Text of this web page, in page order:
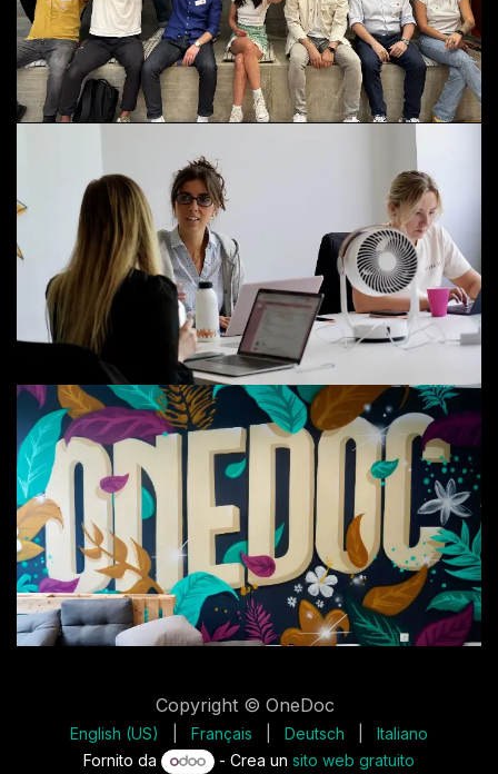
Copyright © OneDoc
English (US) Français Deutsch
Italiano
Fornito da
- Crea unsito web gratuito